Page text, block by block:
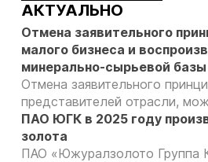
АКТУАЛЬНО
Отмена заявительного
малого бизнеса и
минерально-сырьевой базы
Отмена заявительного
представителей отрасли,
ПАО ЮГК в 2025 году
золота
ПАО «Южуралзолото Группа